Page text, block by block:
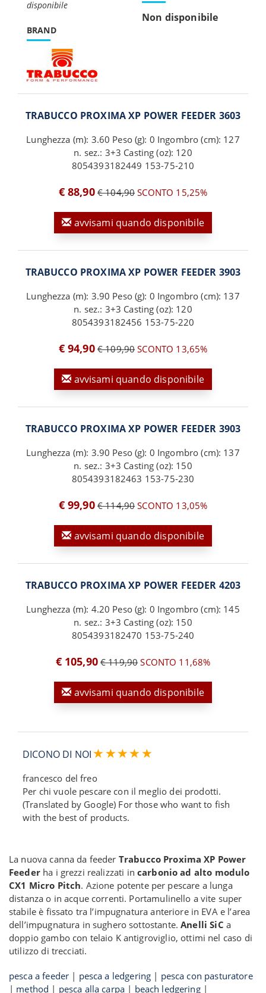
disponibile
BRAND
Non disponibile
TRABUCCO PROXIMA XP POWER FEEDER 3603
Lunghezza (m): 3.60 Peso (g): 0 Ingombro (cm): 127
n. sez.: 3+3 Casting (oz): 120
8054393182449 153-75-210
€ 88,90 € 104,90SCONTO 15,25%
avvisami quando disponibile
TRABUCCO PROXIMA XP POWER FEEDER 3903
Lunghezza (m): 3.90 Peso (g): 0 Ingombro (cm): 137
n. sez.: 3+3 Casting (oz): 120
8054393182456 153-75-220
€ 94,90 € 109,90SCONTO 13,65%
avvisami quando disponibile
TRABUCCO PROXIMA XP POWER FEEDER 3903
Lunghezza (m): 3.90 Peso (g): 0 Ingombro (cm): 137
n. sez.: 3+3 Casting (oz): 150
8054393182463 153-75-230
€ 99,90 € 114,90SCONTO 13,05%
avvisami quando disponibile
TRABUCCO PROXIMA XP POWER FEEDER 4203
Lunghezza (m): 4.20 Peso (g): 0 Ingombro (cm): 145
n. sez.: 3+3 Casting (oz): 150
8054393182470 153-75-240
€ 105,90 € 119,90SCONTO 11,68%
avvisami quando disponibile
DICONO DI NOI
francesco del freo
Per chi vuole pescare con il meglio dei prodotti.
(Translated by Google) For those who want to fish
with the best of products.
La nuova canna da feeder Trabucco Proxima XP Power
Feederha i grezzi realizzati in carbonio ad alto modulo
CX1 Micro Pitch. Azione potente per pescare a lunga
distanza o in acque correnti. Portamulinello a vite super
stabile è fissato tra l’impugnatura anteriore in EVA e l’area
dell’impugnatura in sughero sottostante.Anelli SiC a
doppio gambo con telaio K antigroviglio, ottimi nel caso di
utilizzo di trecciati.
pesca a feeder | pesca a ledgering | pesca con pasturatore
| method | pesca alla carpa | beach ledgering|